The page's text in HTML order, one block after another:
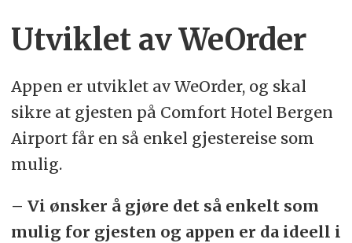
Utviklet av WeOrder
Appen er utviklet av WeOrder, og skal
sikre at gjesten på Comfort Hotel Bergen
Airport får en så enkel gjestereise som
mulig. ​
– Vi ønsker å gjøre det så enkelt som
mulig for gjesten og appen er da ideell i